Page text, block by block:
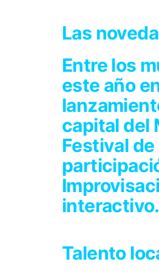
Las
Entre los
este año
capital del
Festival
interactivo.
Talento